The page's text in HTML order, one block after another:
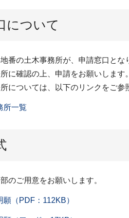
について
番の土木事務所が、申請窓口とな
に確認の上、申請をお願いします。
については、以下のリンクをご参
所一覧
のご用意をお願いします。
（PDF：112KB）